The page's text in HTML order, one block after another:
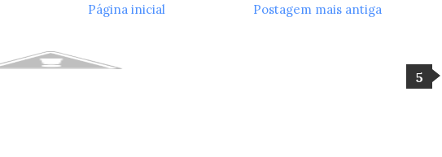
Postagem mais antiga
Página inicial